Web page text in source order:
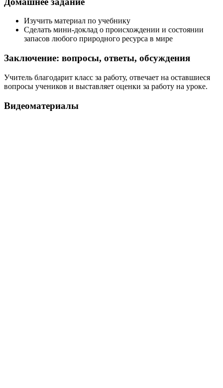
Изучить материал по учебнику
Сделать мини-доклад о происхождении и состоянии
запасов любого природного ресурса в мире
Заключение: вопросы, ответы, обсуждения
Учитель благодарит класс за работу, отвечает на оставшиеся
вопросы учеников и выставляет оценки за работу на уроке.
Видеоматериалы